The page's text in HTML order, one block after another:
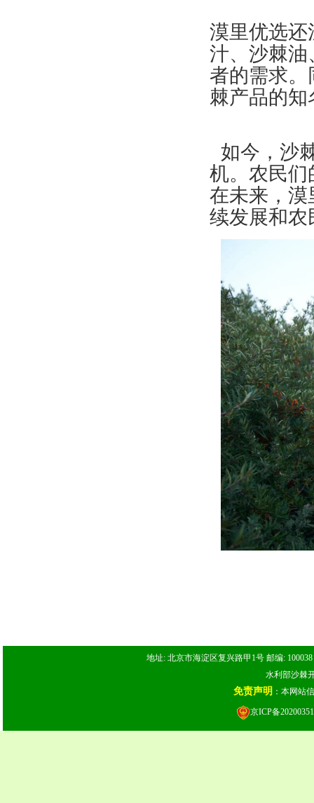
漠里优选还
汁、沙棘油
者的需求。
棘产品的
如今，沙
机。农民们
在未来，漠
续发展和农
地址: 北京市海淀区复兴路甲1号 邮编:
水利部沙棘
免责声明 ：本网站
京ICP备